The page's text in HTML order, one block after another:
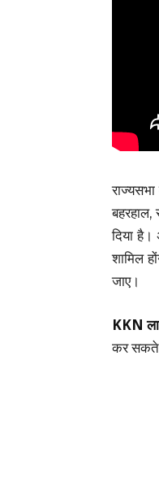
दिया
शामिल
जाए।
KKN
कर सकते